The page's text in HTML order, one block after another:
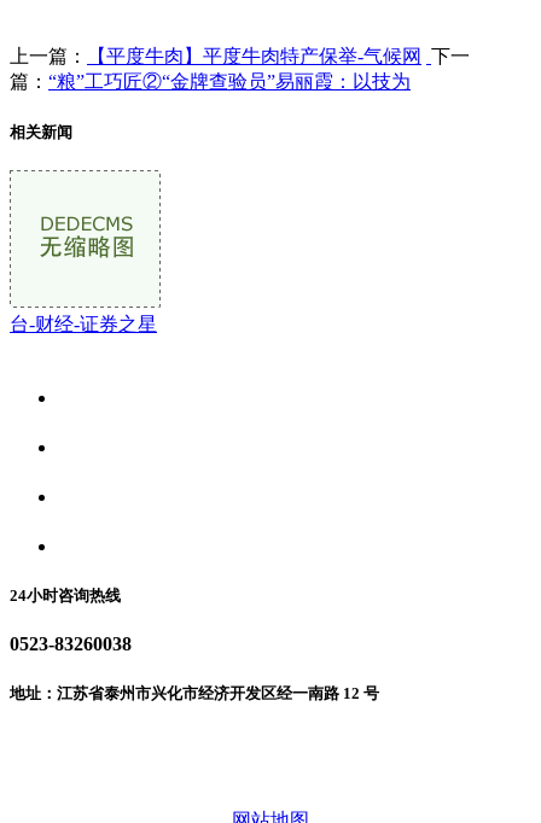
上一篇： 【平度牛肉】平度牛肉特产保举-气候网
下一
篇： “粮”工巧匠②“金牌查验员”易丽霞：以技为
相关新闻
台-财经-证券之星
24小时咨询热线
0523-83260038
地址：江苏省泰州市兴化市经济开发区经一南路 12 号